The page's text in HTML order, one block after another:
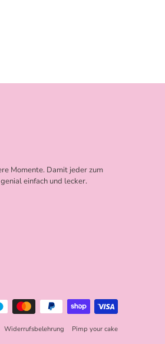
Momente. Damit jeder zum
einfach und lecker.
Widerrufsbelehrung Pimp your cake